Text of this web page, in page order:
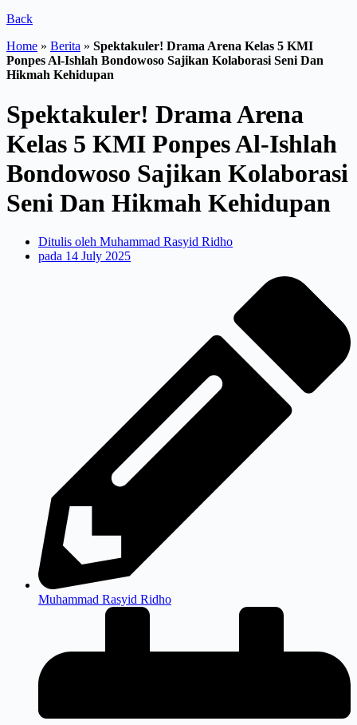
Back
Home » Berita » Spektakuler! Drama Arena Kelas 5 KMI
Ponpes Al-Ishlah Bondowoso Sajikan Kolaborasi Seni Dan
Hikmah Kehidupan
Spektakuler! Drama Arena
Kelas 5 KMI Ponpes Al-Ishlah
Bondowoso Sajikan Kolaborasi
Seni Dan Hikmah Kehidupan
Ditulis oleh Muhammad Rasyid Ridho
pada 14 July 2025
Muhammad Rasyid Ridho